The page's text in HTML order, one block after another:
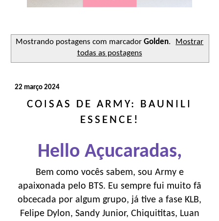
Mostrando postagens com marcador Golden.
Mostrar
todas as postagens
22 março 2024
COISAS DE ARMY: BAUNILI
ESSENCE!
Hello Açucaradas,
Bem como vocês sabem, sou Army e
apaixonada pelo BTS. Eu sempre fui muito fã
obcecada por algum grupo, já tive a fase KLB,
Felipe Dylon, Sandy Junior, Chiquititas, Luan